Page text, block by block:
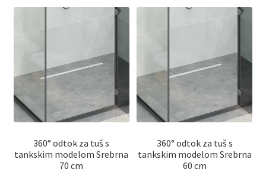
360° odtok za tuš s
tankskim modelom Srebrna
70 cm
360° odtok za tuš s
tankskim modelom Srebrna
60 cm